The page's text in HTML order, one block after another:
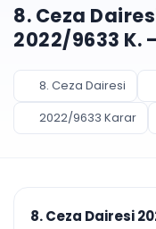
UETS
Tebligatları
PLANLAMA &
Pano ve
Duruşma ve
takvimi
Ücretsiz
8. Ceza
2022/9633 K.
8. Ceza Dairesi
2022/9633 Karar
8. Ceza Dairesi